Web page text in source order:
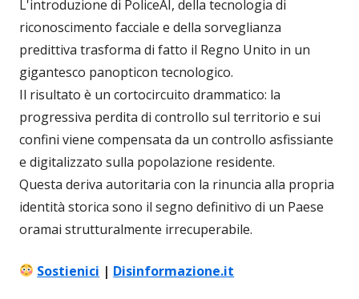
L'introduzione di PoliceAI, della tecnologia di
riconoscimento facciale e della sorveglianza
predittiva trasforma di fatto il Regno Unito in un
gigantesco panopticon tecnologico.
Il risultato è un cortocircuito drammatico: la
progressiva perdita di controllo sul territorio e sui
confini viene compensata da un controllo asfissiante
e digitalizzato sulla popolazione residente.
Questa deriva autoritaria con la rinuncia alla propria
identità storica sono il segno definitivo di un Paese
oramai strutturalmente irrecuperabile.
Sostienici | Disinformazione.it